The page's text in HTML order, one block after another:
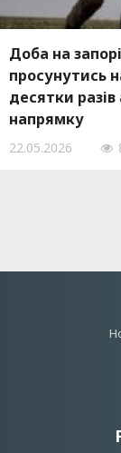
Доба на
просунутись
десятки
напрямку
22.05.2026